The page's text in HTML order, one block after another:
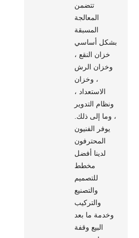
تتضمن
المعالجة
المسبقة
بشكل أساسي
خزان النقع ،
وخزان الرش
، وخزان
الاستعداد ،
ونظام التدوير
، وما إلى ذلك.
يوفر الفنيون
المحترفون
لدينا أفضل
مخطط
للتصميم
والتصنيع
والتركيب
وخدمة ما بعد
البيع وقفة